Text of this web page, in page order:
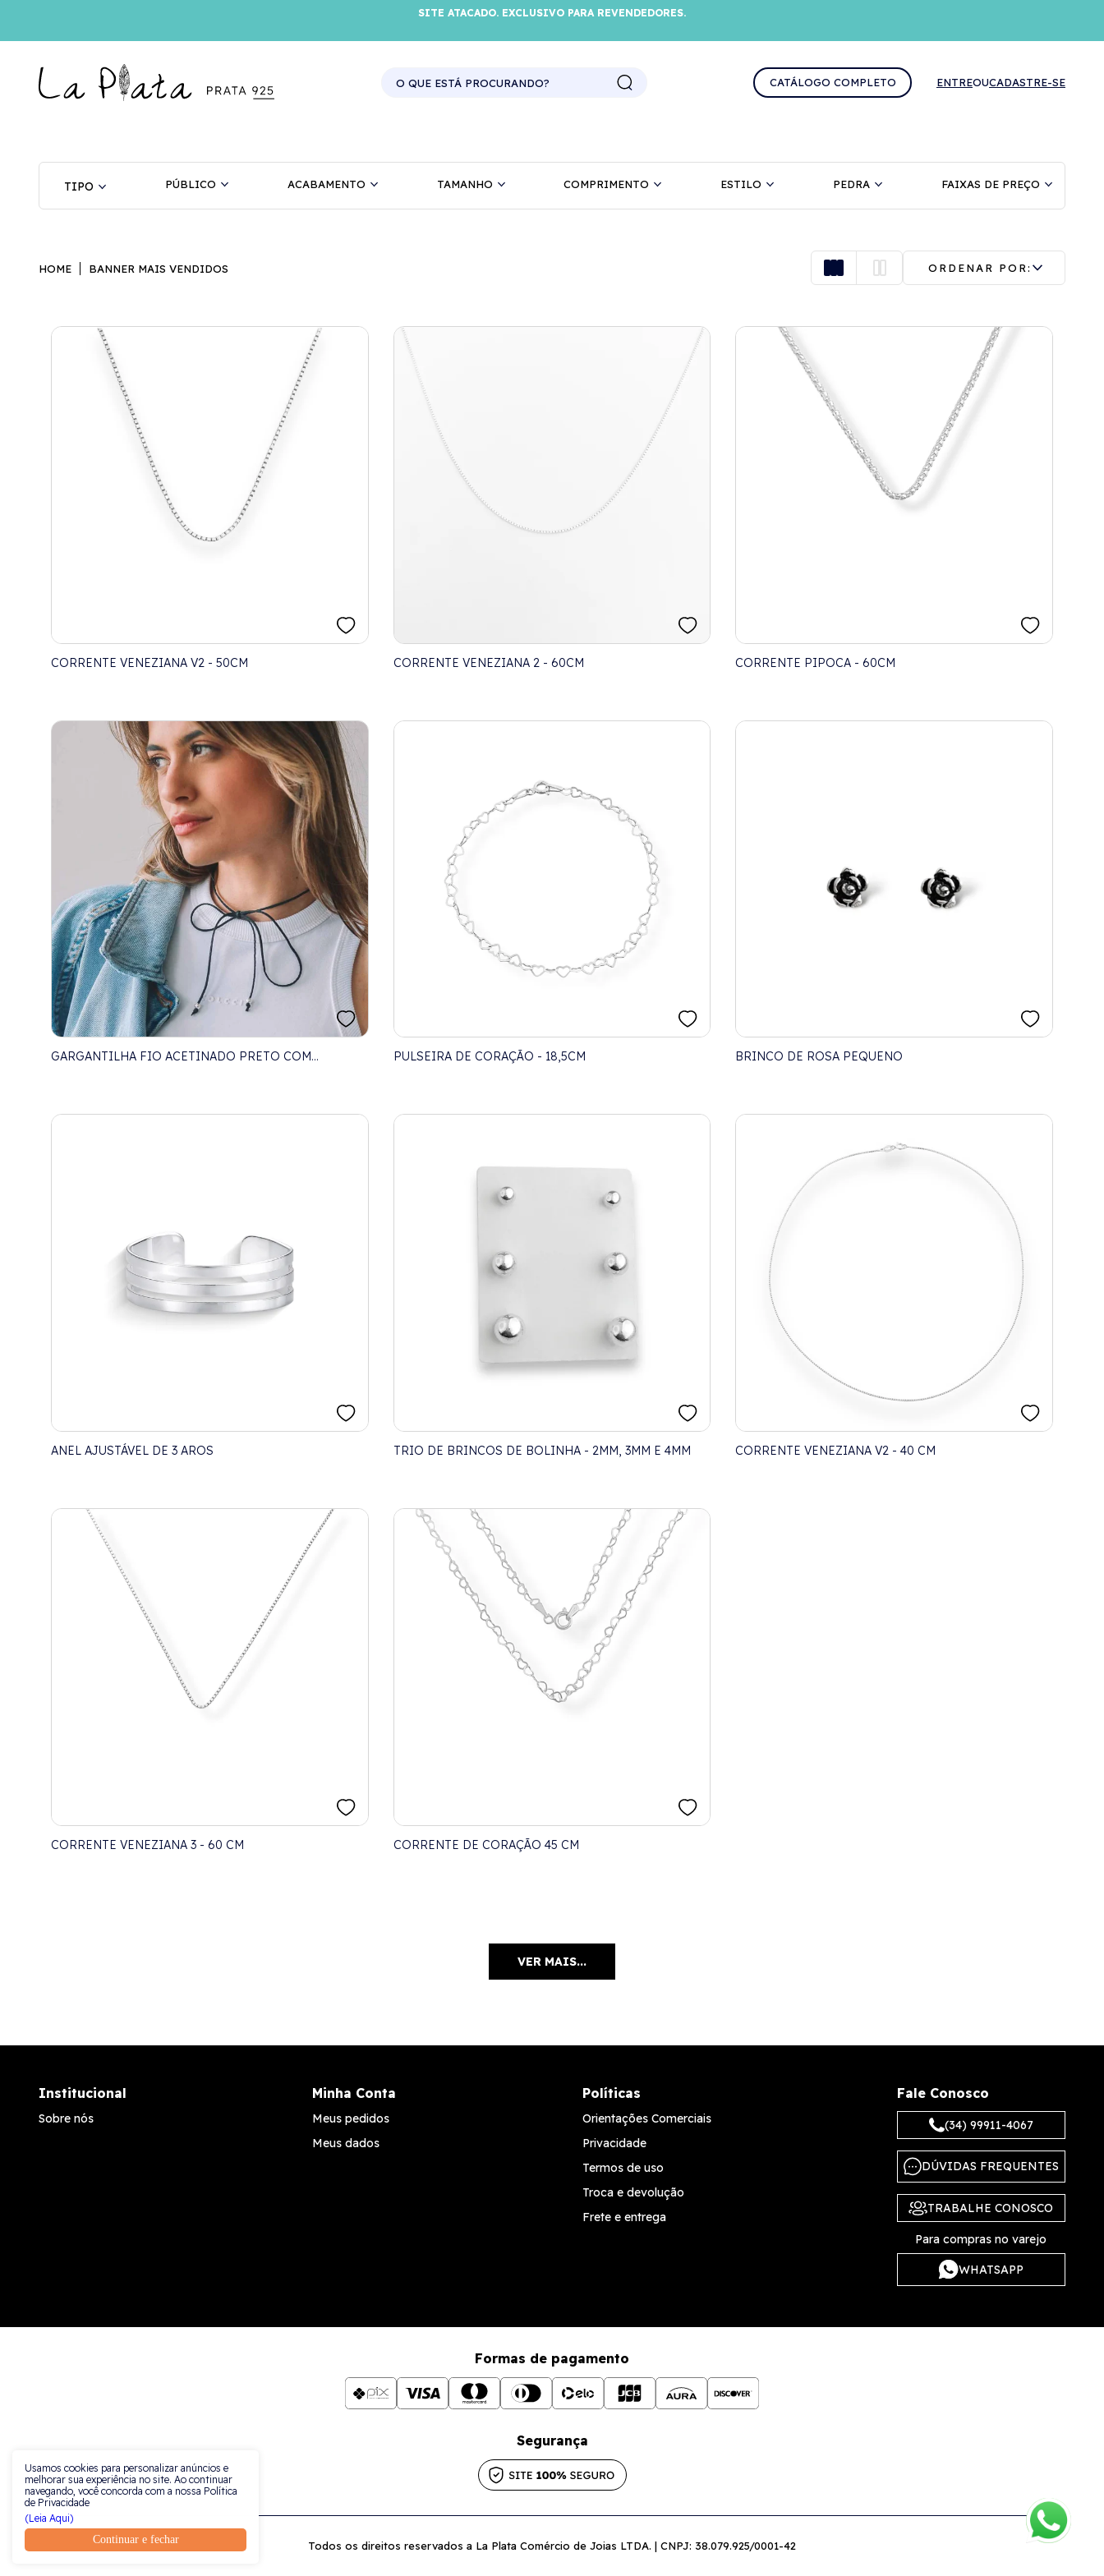
Continuar e fechar
Usamos cookies para personalizar anúncios e
melhorar sua experiência no site. Ao continuar
navegando, você concorda com a nossa Política
de Privacidade
(Leia Aqui)
SITE ATACADO. EXCLUSIVO PARA REVENDEDORES.
CATÁLOGO COMPLETO ENTREOUCADASTRE-SE
ACABAMENTO COMPRIMENTO ESTILO PEDRA
PÚBLICO TAMANHO FAIXAS DE PREÇO
HOME BANNER MAIS VENDIDOS ORDENAR POR:
CORRENTE VENEZIANA V2 - 50CM CORRENTE VENEZIANA 2 - 60CM CORRENTE PIPOCA - 60CM
GARGANTILHA FIO ACETINADO PRETO COM
PULSEIRA DE CORAÇÃO - 18,5CM BRINCO DE ROSA PEQUENO
ANEL AJUSTÁVEL DE 3 AROS TRIO DE BRINCOS DE BOLINHA - 2MM, 3MM E 4MM CORRENTE VENEZIANA V2 - 40 CM
CORRENTE VENEZIANA 3 - 60 CM CORRENTE DE CORAÇÃO 45 CM
VER MAIS...
Institucional
Sobre nós
Minha Conta
Meus pedidos
Meus dados
Políticas
Orientações Comerciais
Privacidade
Termos de uso
Troca e devolução
Frete e entrega
Fale Conosco
(34) 99911-4067
DÚVIDAS FREQUENTES
TRABALHE CONOSCO
Para compras no varejo
WHATSAPP
Formas de pagamento
Segurança
Todos os direitos reservados a La Plata Comércio de Joias LTDA. | CNPJ: 38.079.925/0001-42